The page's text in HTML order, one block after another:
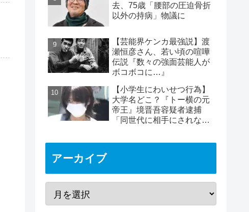
去、75歳「腰部の圧迫骨折
以外の持病」物議に
【芸能界ケンカ最強説】渡
瀬恒彦さん、若い頃の喧嘩
伝説『数々の強面芸能人が
ボコボコに…』
【小学生にわいせつ行為】
大学名どこ？『トー横の元
帝王』境晋吾容疑者逮捕
「同世代に相手にされない
アーカイブ